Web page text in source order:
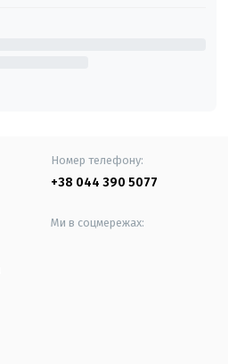
Номер телефону:
+38 044 390 5077
Ми в соцмережах: